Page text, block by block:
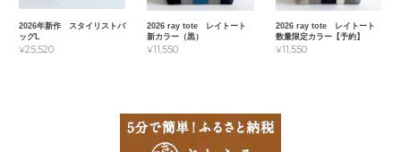
2026年新作 スタイリストバ
ッグL
¥25,520
2026 ray tote レイトート
新カラー（黒）
¥11,550
2026 ray tote レイトート
数量限定カラー【予約】
¥11,550